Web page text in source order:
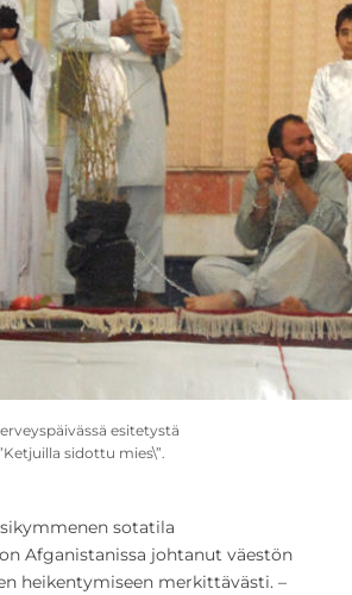
esitetystä
sidottu mies\”.
sotatila
Afganistanissa johtanut väestön
heikentymiseen merkittävästi. –